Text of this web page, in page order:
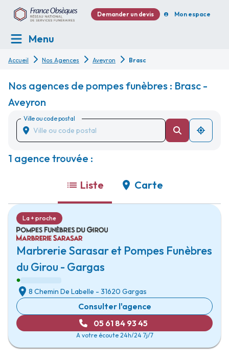
Demander un devis Mon espace
Menu
Accueil Nos Agences Aveyron Brasc
Nos agences de pompes funèbres : Brasc -
Aveyron
Ville ou code postal
1 agence trouvée :
Liste Carte
Marbrerie Sarasar et Pompes Funèbres
du Girou - Gargas
La + proche
8 Chemin De Labelle - 31620 Gargas
Consulter l'agence
05 61 84 93 45
A votre écoute 24h/24 7j/7